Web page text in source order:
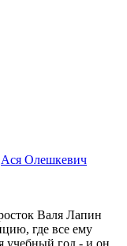
Ася Олешкевич
Валя Лапин
где все ему
учебный год - и он